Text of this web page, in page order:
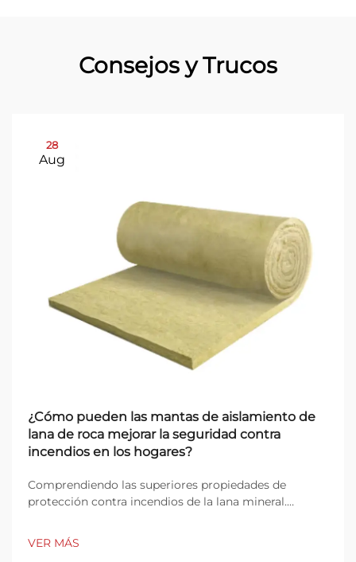
Consejos y Trucos
28
Aug
¿Cómo pueden las mantas de aislamiento de
lana de roca mejorar la seguridad contra
incendios en los hogares?
Comprendiendo las superiores propiedades de
protección contra incendios de la lana mineral.
riesgos de incendio, la elección del material de
aislamiento desempeña un papel crucial en la
VER MÁS